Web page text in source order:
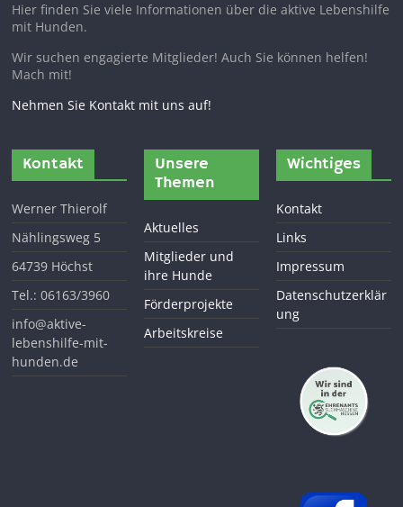
Hier finden Sie viele Informationen über die aktive Lebenshilfe
mit Hunden.
Wir suchen engagierte Mitglieder! Auch Sie können helfen!
Mach mit!
Nehmen Sie Kontakt mit uns auf!
Kontakt
Werner Thierolf
Nählingsweg 5
64739 Höchst
Tel.: 06163/3960
info@aktive-
lebenshilfe-mit-
hunden.de
Unsere
Themen
Aktuelles
Mitglieder und
ihre Hunde
Förderprojekte
Arbeitskreise
Wichtiges
Kontakt
Links
Impressum
Datenschutzerklär
ung